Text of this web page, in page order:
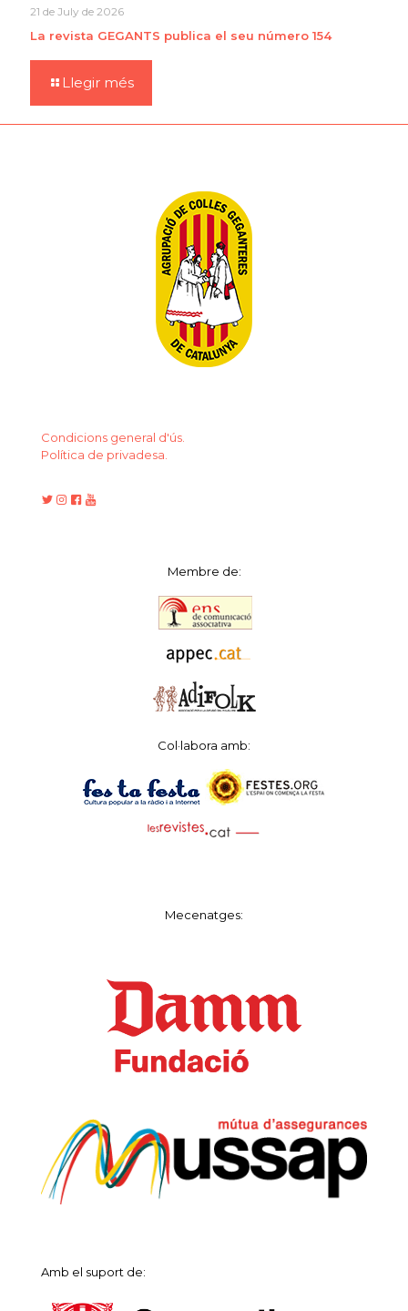
21 de July de 2026
La revista GEGANTS publica el seu número 154
Llegir més
Condicions general d'ús.
Política de privadesa.
Membre de:
Col·labora amb:
Mecenatges:
Amb el suport de: